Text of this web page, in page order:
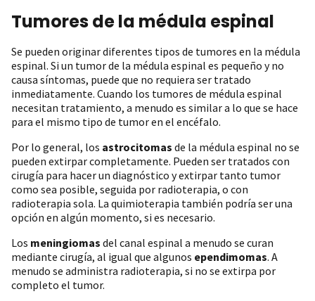
Tumores de la médula espinal
Se pueden originar diferentes tipos de tumores en la médula
espinal. Si un tumor de la médula espinal es pequeño y no
causa síntomas, puede que no requiera ser tratado
inmediatamente. Cuando los tumores de médula espinal
necesitan tratamiento, a menudo es similar a lo que se hace
para el mismo tipo de tumor en el encéfalo.
Por lo general, los astrocitomas de la médula espinal no se
pueden extirpar completamente. Pueden ser tratados con
cirugía para hacer un diagnóstico y extirpar tanto tumor
como sea posible, seguida por radioterapia, o con
radioterapia sola. La quimioterapia también podría ser una
opción en algún momento, si es necesario.
Los meningiomas del canal espinal a menudo se curan
mediante cirugía, al igual que algunos ependimomas. A
menudo se administra radioterapia, si no se extirpa por
completo el tumor.